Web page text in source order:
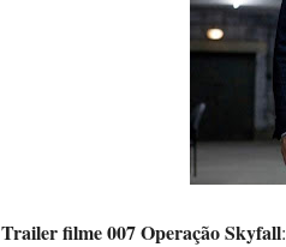
Trailer filme 007 Operação Skyfall: